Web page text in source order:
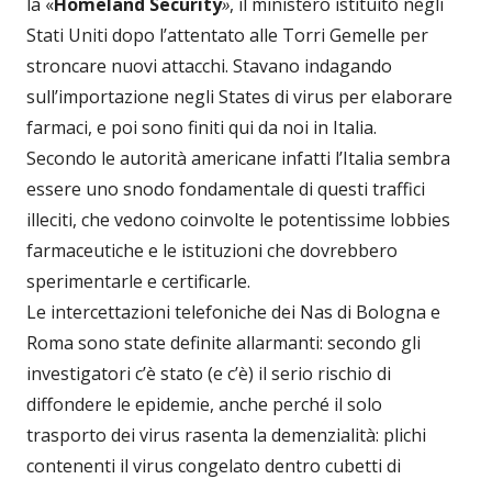
Stati Uniti dopo l’attentato alle Torri Gemelle per
stroncare nuovi attacchi. Stavano indagando
sull’importazione negli States di virus per elaborare
farmaci, e poi sono finiti qui da noi in Italia.
Secondo le autorità americane infatti l’Italia sembra
essere uno snodo fondamentale di questi traffici
illeciti, che vedono coinvolte le potentissime lobbies
farmaceutiche e le istituzioni che dovrebbero
sperimentarle e certificarle.
Le intercettazioni telefoniche dei Nas di Bologna e
Roma sono state definite allarmanti: secondo gli
investigatori c’è stato (e c’è) il serio rischio di
diffondere le epidemie, anche perché il solo
trasporto dei virus rasenta la demenzialità: plichi
contenenti il virus congelato dentro cubetti di